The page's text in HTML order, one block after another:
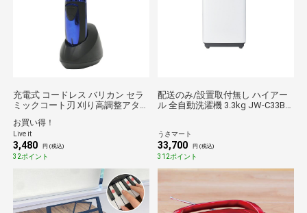
充電式 コードレス バリカン セラ
ミックコート刃 刈り高調整アタッ
お買い得！
Live it
3,480 円 (税込)
32ポイント
配送のみ/設置取付無し ハイアー
ル 全自動洗濯機 3.3kg JW-C33B
うさマート
33,700 円 (税込)
312ポイント